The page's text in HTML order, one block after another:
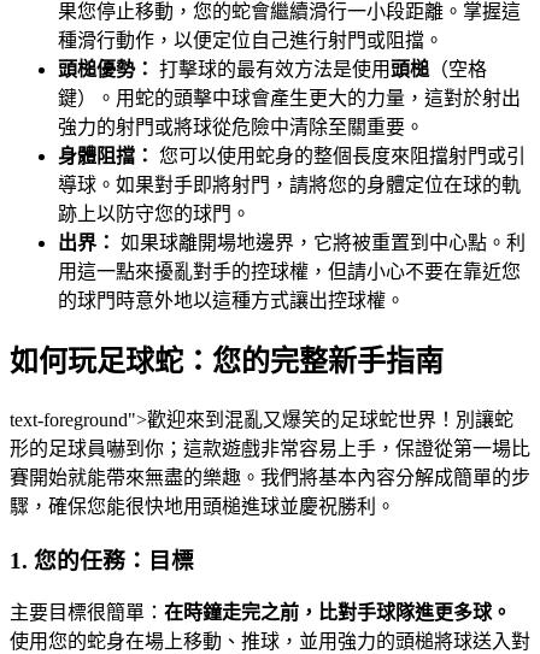
果您停止移動，您的蛇會繼續滑行一小段距離。掌握這
種滑行動作，以便定位自己進行射門或阻擋。
頭槌優勢： 打擊球的最有效方法是使用 頭槌 （空格
鍵）。用蛇的頭擊中球會產生更大的力量，這對於射出
強力的射門或將球從危險中清除至關重要。
身體阻擋： 您可以使用蛇身的整個長度來阻擋射門或引
導球。如果對手即將射門，請將您的身體定位在球的軌
跡上以防守您的球門。
出界： 如果球離開場地邊界，它將被重置到中心點。利
用這一點來擾亂對手的控球權，但請小心不要在靠近您
的球門時意外地以這種方式讓出控球權。
如何玩足球蛇：您的完整新手指南
text-foreground">歡迎來到混亂又爆笑的足球蛇世界！別讓蛇
形的足球員嚇到你；這款遊戲非常容易上手，保證從第一場比
賽開始就能帶來無盡的樂趣。我們將基本內容分解成簡單的步
驟，確保您能很快地用頭槌進球並慶祝勝利。
1. 您的任務：目標
主要目標很簡單： 在時鐘走完之前，比對手球隊進更多球。
使用您的蛇身在場上移動、推球，並用強力的頭槌將球送入對